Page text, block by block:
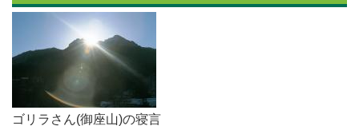
ゴリラさん(御座山)の寝言